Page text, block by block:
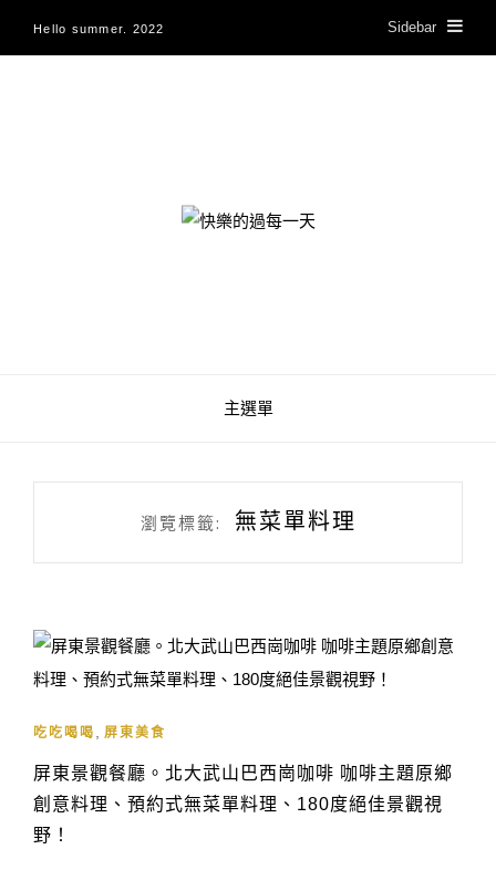
Hello summer. 2022 Sidebar
快樂的過每一天
主選單
瀏覽標籤: 無菜單料理
吃吃喝喝 屏東美食
屏東景觀餐廳。北大武山巴西崗咖啡 咖啡主題原鄉
創意料理、預約式無菜單料理、180度絕佳景觀視
野！